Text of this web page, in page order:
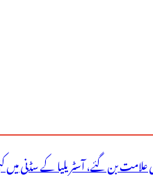
بن گئے، آسٹریلیا کے سڈنی